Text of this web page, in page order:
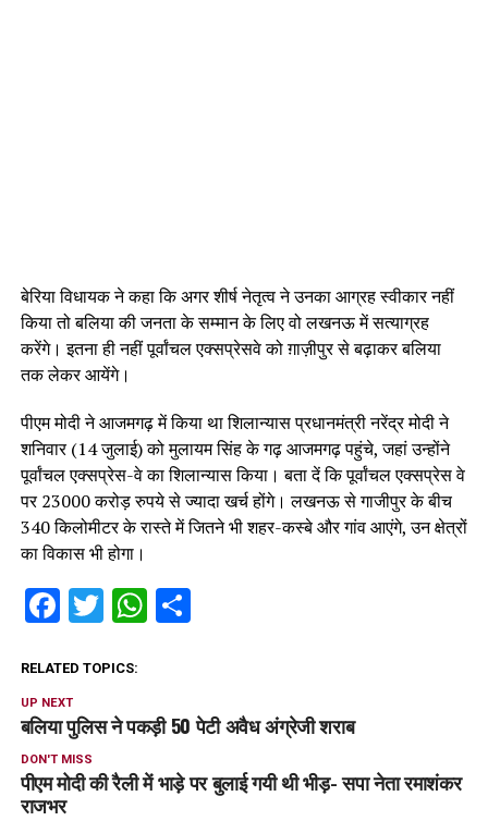
बेरिया विधायक ने कहा कि अगर शीर्ष नेतृत्व ने उनका आग्रह स्वीकार नहीं
किया तो बलिया की जनता के सम्मान के लिए वो लखनऊ में सत्याग्रह
करेंगे। इतना ही नहीं पूर्वांचल एक्सप्रेसवे को ग़ाज़ीपुर से बढ़ाकर बलिया
तक लेकर आयेंगे।
पीएम मोदी ने आजमगढ़ में किया था शिलान्यास प्रधानमंत्री नरेंद्र मोदी ने
शनिवार (14 जुलाई) को मुलायम सिंह के गढ़ आजमगढ़ पहुंचे, जहां उन्‍होंने
पूर्वांचल एक्सप्रेस-वे का शिलान्यास किया। बता दें कि पूर्वांचल एक्सप्रेस वे
पर 23000 करोड़ रुपये से ज्यादा खर्च होंगे। लखनऊ से गाजीपुर के बीच
340 किलोमीटर के रास्ते में जितने भी शहर-कस्बे और गांव आएंगे, उन क्षेत्रों
का विकास भी होगा।
Facebook
TwitterWhatsApp
Share
RELATED TOPICS:
UP NEXT
बलिया पुलिस ने पकड़ी 50 पेटी अवैध अंग्रेजी शराब
DON'T MISS
पीएम मोदी की रैली में भाड़े पर बुलाई गयी थी भीड़- सपा नेता रमाशंकर
राजभर